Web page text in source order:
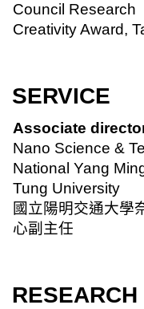
Council Research
Creativity Award,
SERVICE
Associate
Nano Science &
National Yang
Tung University
國立陽明交通大學
心副主任